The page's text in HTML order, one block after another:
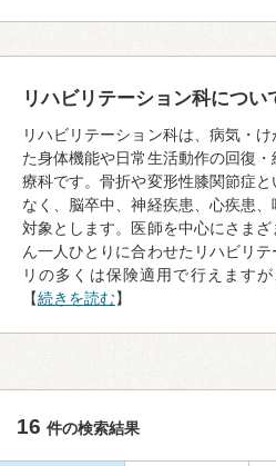
リハビリテーション科につい
リハビリテーション科は、病気・
た身体機能や日常生活動作の回復
療科です。骨折や変形性膝関節症
なく、脳卒中、神経疾患、心疾患
対象とします。医師を中心にさま
ん一人ひとりに合わせたリハビリ
リの多くは保険適用で行えます
【続きを読む】
16 件の検索結果